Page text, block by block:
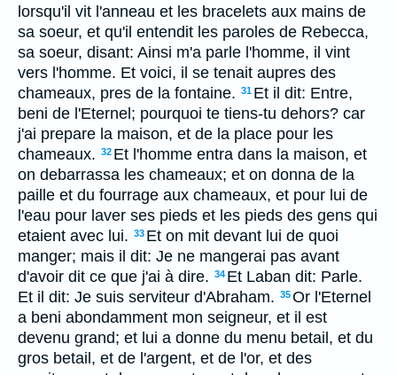
lorsqu'il vit l'anneau et les bracelets aux mains de
sa soeur, et qu'il entendit les paroles de Rebecca,
sa soeur, disant: Ainsi m'a parle l'homme, il vint
vers l'homme. Et voici, il se tenait aupres des
chameaux, pres de la fontaine. 31 Et il dit: Entre,
beni de l'Eternel; pourquoi te tiens-tu dehors? car
j'ai prepare la maison, et de la place pour les
chameaux. 32 Et l'homme entra dans la maison, et
on debarrassa les chameaux; et on donna de la
paille et du fourrage aux chameaux, et pour lui de
l'eau pour laver ses pieds et les pieds des gens qui
etaient avec lui. 33 Et on mit devant lui de quoi
manger; mais il dit: Je ne mangerai pas avant
d'avoir dit ce que j'ai à dire. 34 Et Laban dit: Parle.
Et il dit: Je suis serviteur d'Abraham. 35Or l'Eternel
a beni abondamment mon seigneur, et il est
devenu grand; et lui a donne du menu betail, et du
gros betail, et de l'argent, et de l'or, et des